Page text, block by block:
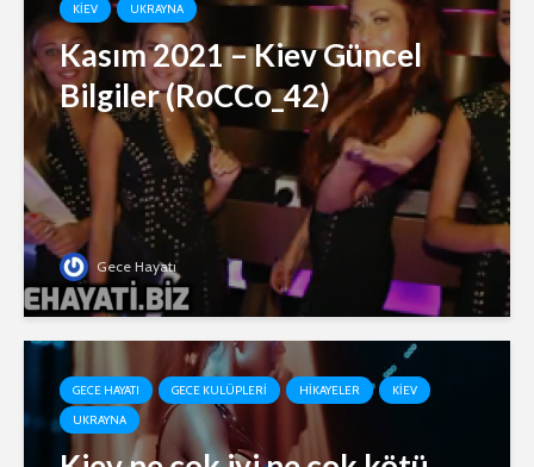
KIEV UKRAYNA
Kasım 2021 – Kiev Güncel
Bilgiler (RoCCo_42)
Gece Hayatı
GECE HAYATI GECE KULÜPLERI HIKAYELER
KIEV
UKRAYNA